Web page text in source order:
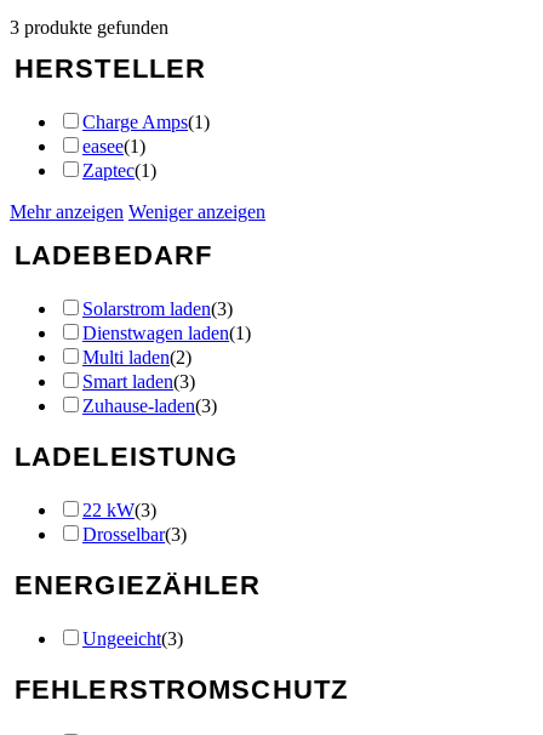
3 produkte gefunden
HERSTELLER
Charge Amps(1)
easee(1)
Zaptec(1)
Mehr anzeigen Weniger anzeigen
LADEBEDARF
Solarstrom laden(3)
Dienstwagen laden(1)
Multi laden(2)
Smart laden(3)
Zuhause-laden(3)
LADELEISTUNG
22 kW(3)
Drosselbar(3)
ENERGIEZÄHLER
Ungeeicht(3)
FEHLERSTROMSCHUTZ